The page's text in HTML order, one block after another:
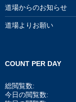
道場からのお知らせ
道場よりお願い
COUNT PER DAY
総閲覧数:
今日の閲覧数: